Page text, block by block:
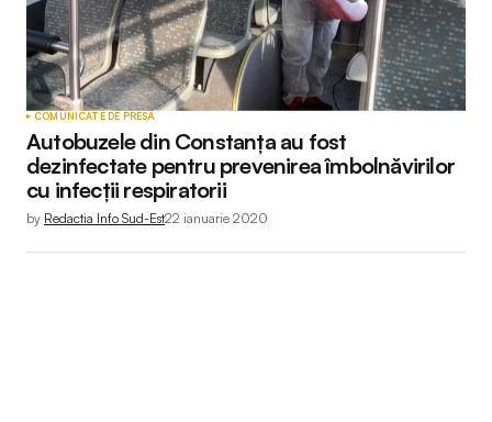
COMUNICATE DE PRESĂ
Autobuzele din Constanța au fost
dezinfectate pentru prevenirea îmbolnăvirilor
cu infecții respiratorii
by Redactia Info Sud-Est22 ianuarie 2020